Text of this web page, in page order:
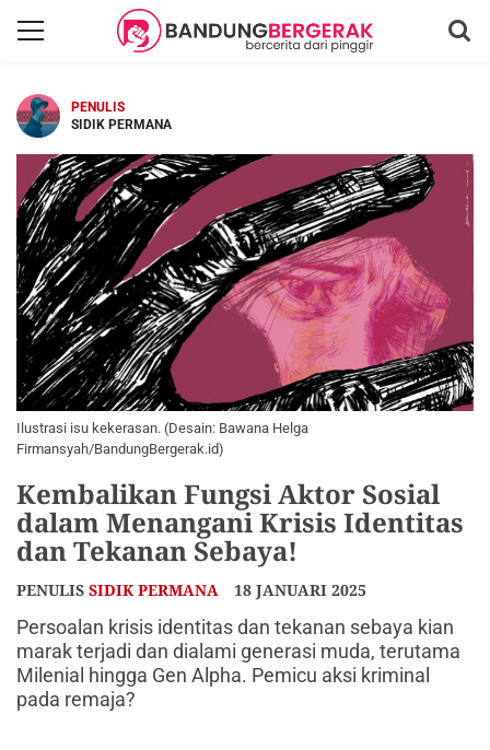
PENULIS
SIDIK PERMANA
Ilustrasi isu kekerasan. (Desain: Bawana Helga
Firmansyah/BandungBergerak.id)
Kembalikan Fungsi Aktor Sosial
dalam Menangani Krisis Identitas
dan Tekanan Sebaya!
PENULIS SIDIK PERMANA 18 JANUARI 2025
Persoalan krisis identitas dan tekanan sebaya kian
marak terjadi dan dialami generasi muda, terutama
Milenial hingga Gen Alpha. Pemicu aksi kriminal
pada remaja?